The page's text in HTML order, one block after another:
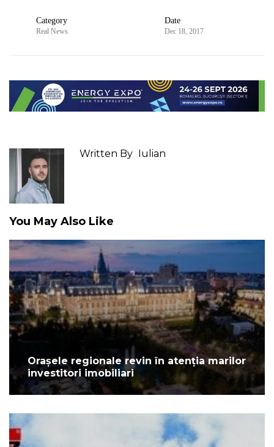
Category
Real News
Date
Dec 18, 2017
Written By Iulian
You May Also Like
Orașele regionale revin în atenția marilor
investitori imobiliari